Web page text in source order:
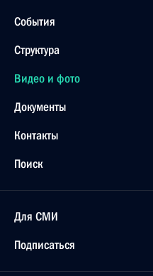
События
Структура
Видео и фото
Документы
Контакты
Поиск
Для СМИ
Подписаться